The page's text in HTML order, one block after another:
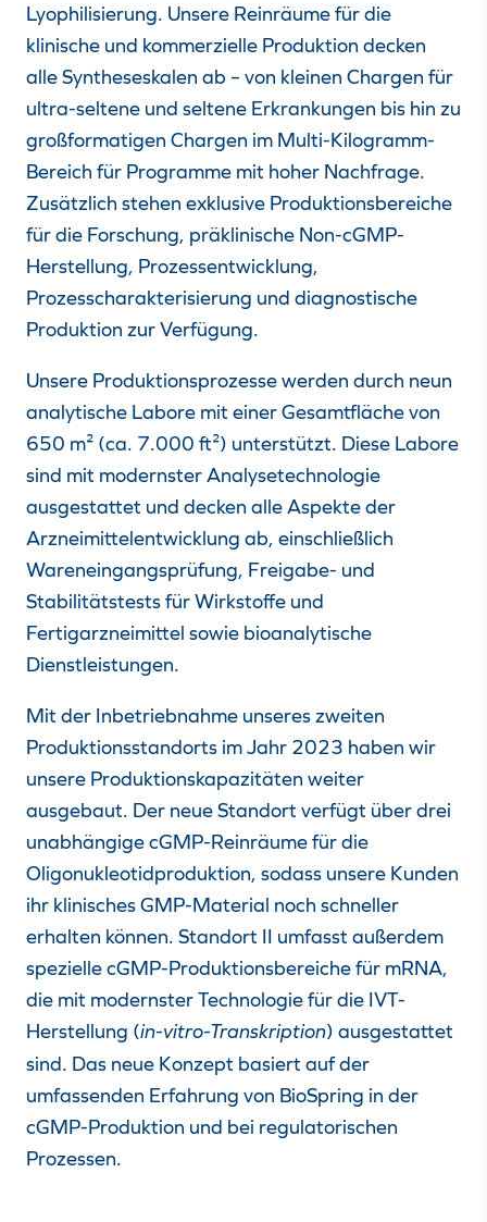
Lyophilisierung. Unsere Reinräume für die
klinische und kommerzielle Produktion decken
alle Syntheseskalen ab – von kleinen Chargen für
ultra-seltene und seltene Erkrankungen bis hin zu
großformatigen Chargen im Multi-Kilogramm-
Bereich für Programme mit hoher Nachfrage.
Zusätzlich stehen exklusive Produktionsbereiche
für die Forschung, präklinische Non-cGMP-
Herstellung, Prozessentwicklung,
Prozesscharakterisierung und diagnostische
Produktion zur Verfügung.
Unsere Produktionsprozesse werden durch neun
analytische Labore mit einer Gesamtfläche von
650 m² (ca. 7.000 ft²) unterstützt. Diese Labore
sind mit modernster Analysetechnologie
ausgestattet und decken alle Aspekte der
Arzneimittelentwicklung ab, einschließlich
Wareneingangsprüfung, Freigabe- und
Stabilitätstests für Wirkstoffe und
Fertigarzneimittel sowie bioanalytische
Dienstleistungen.
Mit der Inbetriebnahme unseres zweiten
Produktionsstandorts im Jahr 2023 haben wir
unsere Produktionskapazitäten weiter
ausgebaut. Der neue Standort verfügt über drei
unabhängige cGMP-Reinräume für die
Oligonukleotidproduktion, sodass unsere Kunden
ihr klinisches GMP-Material noch schneller
erhalten können. Standort II umfasst außerdem
spezielle cGMP-Produktionsbereiche für mRNA,
die mit modernster Technologie für die IVT-
Herstellung (in-vitro-Transkription) ausgestattet
sind. Das neue Konzept basiert auf der
umfassenden Erfahrung von BioSpring in der
cGMP-Produktion und bei regulatorischen
Prozessen.